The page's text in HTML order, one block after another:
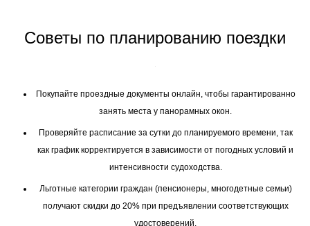
Советы по планированию поездки
Покупайте проездные документы онлайн, чтобы гарантированно
занять места у панорамных окон.
Проверяйте расписание за сутки до планируемого времени, так
как график корректируется в зависимости от погодных условий и
интенсивности судоходства.
Льготные категории граждан (пенсионеры, многодетные семьи)
получают скидки до 20% при предъявлении соответствующих
удостоверений.